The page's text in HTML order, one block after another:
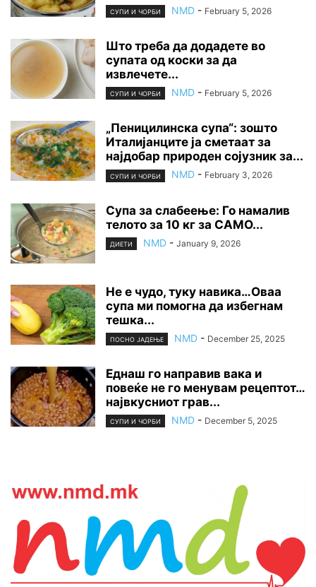
СУПИ И ЧОРБИ NMD - February 5, 2026
Што треба да додадете во
супата од коски за да
извлечете...
СУПИ И ЧОРБИ NMD - February 5, 2026
„Пеницилинска супа“: зошто
Италијанците ја сметаат за
најдобар природен сојузник за...
СУПИ И ЧОРБИ NMD - February 3, 2026
Супа за слабеење: Го намалив
телото за 10 кг за САМО...
ДИЕТИ NMD - January 9, 2026
Не е чудо, туку навика…Оваа
супа ми помогна да избегнам
тешка...
ПОСНО ЈАДЕЊЕ NMD - December 25, 2025
Еднаш го направив вака и
повеќе не го менувам рецептот…
највкусниот грав...
СУПИ И ЧОРБИ NMD - December 5, 2025